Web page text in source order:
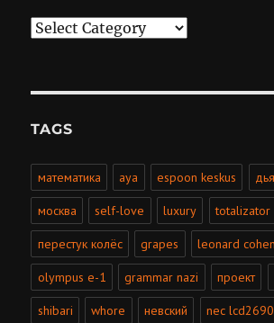
Categories
TAGS
математика aya espoon keskus
москва self-love luxury totalizator
перестук колёс grapes leonard cohen
olympus e-1 grammar nazi проект
shibari whore невский nec